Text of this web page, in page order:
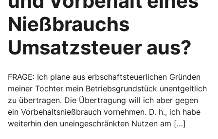
Nießbrauchs
Umsatzsteuer aus?
FRAGE: Ich plane aus erbschaftsteuerlichen Gründen
meiner Tochter mein Betriebsgrundstück unentgeltlich
zu übertragen. Die Übertragung will ich aber gegen
ein Vorbehaltsnießbrauch vornehmen. D. h., ich habe
weiterhin den uneingeschränkten Nutzen am […]